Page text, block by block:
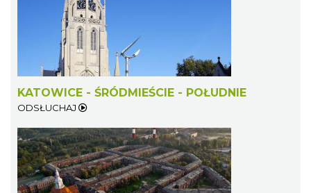
KATOWICE - ŚRÓDMIEŚCIE - POŁUDNIE
ODSŁUCHAJ